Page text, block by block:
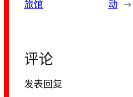
旅馆
动 →
评论
发表回复